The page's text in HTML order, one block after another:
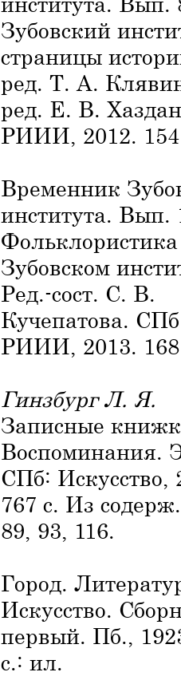
Зубовский
страницы
ред. Т. А.
ред. Е. В.
РИИИ, 2012. 154
Временник
института. Вып.
Зубовском
Ред.-сост. С. В.
Кучепатова.
РИИИ, 2013. 168
Гинзбург Л. Я.
Записные
Воспоминания.
СПб: Искусство,
767 с. Из
89, 93, 116.
Город.
Искусство.
первый. Пб.,
с.: ил.